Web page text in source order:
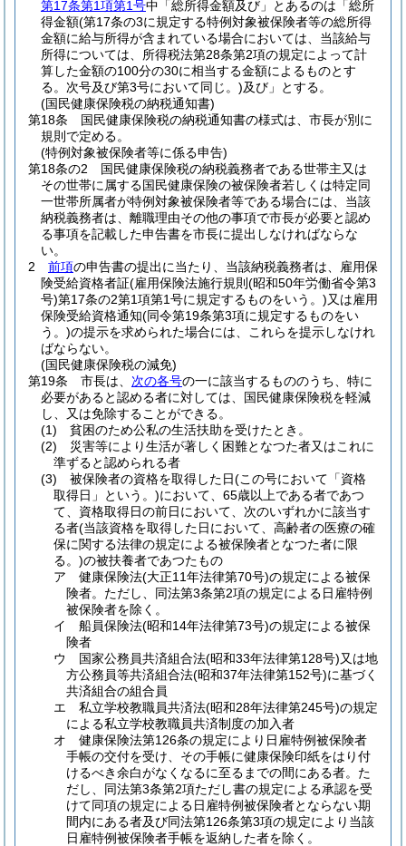
第17条第1項第1号中「総所得金額及び」とあるのは「総所
得金額(第17条の3に規定する特例対象被保険者等の総所得
金額に給与所得が含まれている場合においては、当該給与
所得については、所得税法第28条第2項の規定によって計
算した金額の100分の30に相当する金額によるものとす
る。次号及び第3号において同じ。)及び」とする。
(国民健康保険税の納税通知書)
第18条
国民健康保険税の納税通知書の様式は、市長が別に
規則で定める。
(特例対象被保険者等に係る申告)
第18条の2
国民健康保険税の納税義務者である世帯主又は
その世帯に属する国民健康保険の被保険者若しくは特定同
一世帯所属者が特例対象被保険者等である場合には、当該
納税義務者は、離職理由その他の事項で市長が必要と認め
る事項を記載した申告書を市長に提出しなければならな
い。
2
前項の申告書の提出に当たり、当該納税義務者は、雇用保
険受給資格者証(雇用保険法施行規則 (昭和50年労働省令第3
号)第17条の2第1項第1号に規定するものをいう。)又は雇用
保険受給資格通知(同令第19条第3項に規定するものをい
う。)の提示を求められた場合には、これらを提示しなけれ
ばならない。
(国民健康保険税の減免)
第19条
市長は、 次の各号の一に該当するもののうち、特に
必要があると認める者に対しては、国民健康保険税を軽減
し、又は免除することができる。
(1)
貧困のため公私の生活扶助を受けたとき。
(2)
災害等により生活が著しく困難となつた者又はこれに
準ずると認められる者
(3)
被保険者の資格を取得した日(この号において「資格
取得日」という。)において、65歳以上である者であつ
て、資格取得日の前日において、次のいずれかに該当す
る者(当該資格を取得した日において、高齢者の医療の確
保に関する法律の規定による被保険者となつた者に限
る。)の被扶養者であつたもの
ア
健康保険法(大正11年法律第70号)の規定による被保
険者。 ただし、同法第3条第2項の規定による日雇特例
被保険者を除く。
イ
船員保険法(昭和14年法律第73号)の規定による被保
険者
ウ
国家公務員共済組合法(昭和33年法律第128号)又は地
方公務員等共済組合法(昭和37年法律第152号)に基づく
共済組合の組合員
エ
私立学校教職員共済法(昭和28年法律第245号)の規定
による私立学校教職員共済制度の加入者
オ
健康保険法第126条の規定により日雇特例被保険者
手帳の交付を受け、その手帳に健康保険印紙をはり付
けるべき余白がなくなるに至るまでの間にある者。 た
だし、同法第3条第2項ただし書の規定による承認を受
けて同項の規定による日雇特例被保険者とならない期
間内にある者及び同法第126条第3項の規定により当該
日雇特例被保険者手帳を返納した者を除く。